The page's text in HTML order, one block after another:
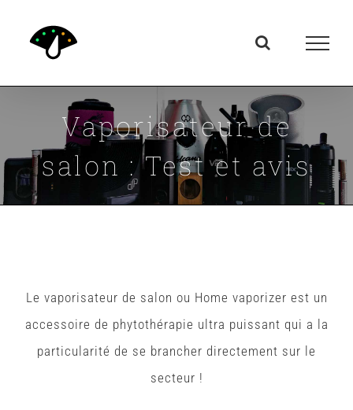
Vaporisateur de
salon : Test et avis
Le vaporisateur de salon ou Home vaporizer est un
accessoire de phytothérapie ultra puissant qui a la
particularité de se brancher directement sur le
secteur !